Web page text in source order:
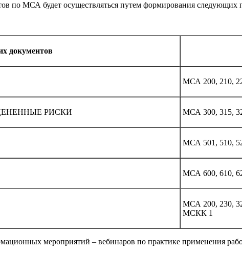
по МСА будет осуществляться путем формирования следующих
документов
МСА 200, 210,
РИСКИ МСА 300, 315,
МСА 501, 510,
МСА 600, 610,
МСА 200, 230,
МСКК 1
мероприятий – вебинаров по практике применения